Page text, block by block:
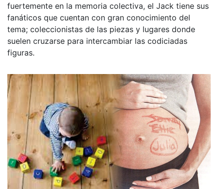
fuertemente en la memoria colectiva, el Jack tiene sus
fanáticos que cuentan con gran conocimiento del
tema; coleccionistas de las piezas y lugares donde
suelen cruzarse para intercambiar las codiciadas
figuras.